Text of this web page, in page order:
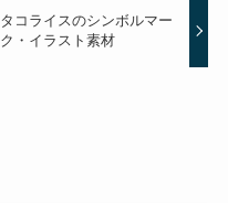
タコライスのシンボルマー
ク・イラスト素材